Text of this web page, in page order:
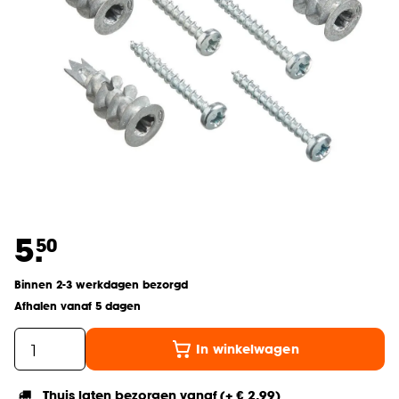
5.50
Binnen 2-3 werkdagen bezorgd
Afhalen vanaf 5 dagen
In winkelwagen
Thuis laten bezorgen vanaf (+ € 2,99)